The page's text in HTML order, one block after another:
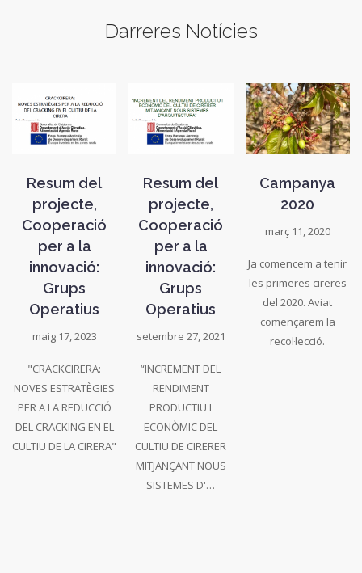
Darreres Notícies
Resum del
projecte,
Cooperació
per a la
innovació:
Grups
Operatius
maig 17, 2023
"CRACKCIRERA:
NOVES ESTRATÈGIES
PER A LA REDUCCIÓ
DEL CRACKING EN EL
CULTIU DE LA CIRERA"
Resum del
projecte,
Cooperació
per a la
innovació:
Grups
Operatius
setembre 27, 2021
“INCREMENT DEL
RENDIMENT
PRODUCTIU I
ECONÒMIC DEL
CULTIU DE CIRERER
MITJANÇANT NOUS
SISTEMES D'…
Campanya
2020
març 11, 2020
Ja comencem a tenir
les primeres cireres
del 2020. Aviat
començarem la
recol·lecció.